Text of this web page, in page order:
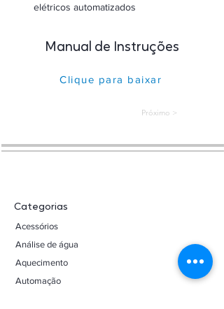
elétricos automatizados
Manual de Instruções
Clique para baixar
< Próximo
Categorias
Acessórios
Análise de água
Aquecimento
Automação